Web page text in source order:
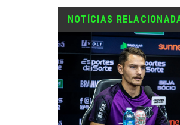
NOTÍCIAS